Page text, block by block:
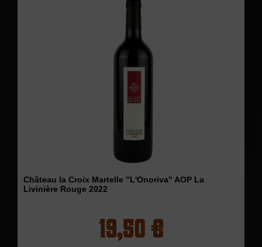
Château la Croix Martelle "L'Onoriva" AOP La
Livinière Rouge 2022
19,50 €